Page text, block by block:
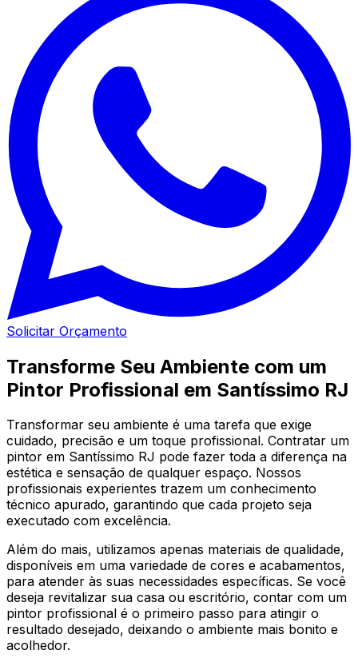
Solicitar Orçamento
Transforme Seu Ambiente com um
Pintor Profissional em Santíssimo RJ
Transformar seu ambiente é uma tarefa que exige
cuidado, precisão e um toque profissional. Contratar um
pintor em Santíssimo RJ pode fazer toda a diferença na
estética e sensação de qualquer espaço. Nossos
profissionais experientes trazem um conhecimento
técnico apurado, garantindo que cada projeto seja
executado com excelência.
Além do mais, utilizamos apenas materiais de qualidade,
disponíveis em uma variedade de cores e acabamentos,
para atender às suas necessidades específicas. Se você
deseja revitalizar sua casa ou escritório, contar com um
pintor profissional é o primeiro passo para atingir o
resultado desejado, deixando o ambiente mais bonito e
acolhedor.